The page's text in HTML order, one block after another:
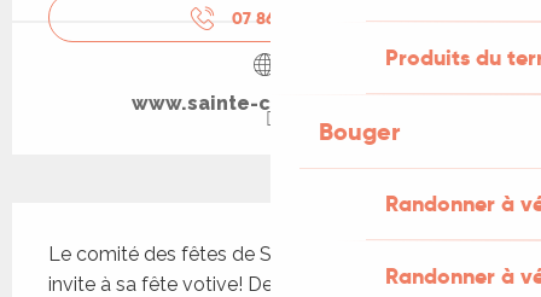
Produits du
Bouger
Randonner à
Randonner à
07 86 83 12
www.sainte-colombe-lot.fr
Le comité des fêtes de Sainte-Colombe vous
invite à sa fête votive! Des animations tout au